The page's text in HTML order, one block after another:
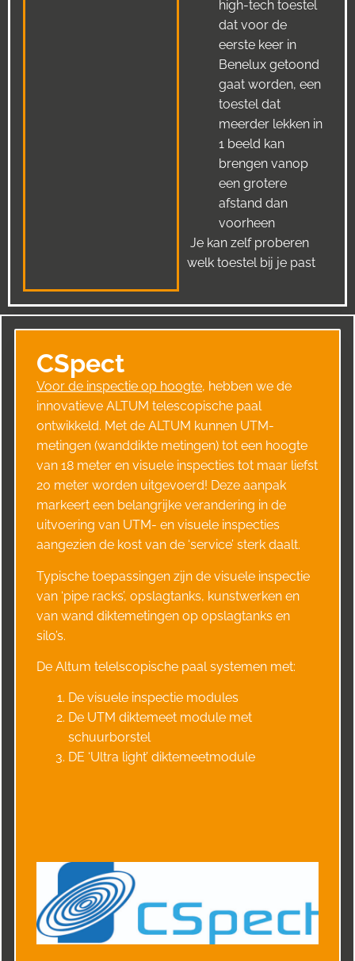
high-tech toestel
dat voor de
eerste keer in
Benelux getoond
gaat worden, een
toestel dat
meerder lekken in
1 beeld kan
brengen vanop
een grotere
afstand dan
voorheen
Je kan zelf proberen
welk toestel bij je past
CSpect
Voor de inspectie op hoogte, hebben we de
innovatieve ALTUM telescopische paal
ontwikkeld. Met de ALTUM kunnen UTM-
metingen (wanddikte metingen) tot een hoogte
van 18 meter en visuele inspecties tot maar liefst
20 meter worden uitgevoerd! Deze aanpak
markeert een belangrijke verandering in de
uitvoering van UTM- en visuele inspecties
aangezien de kost van de ‘service’ sterk daalt.
Typische toepassingen zijn de visuele inspectie
van ‘pipe racks’, opslagtanks, kunstwerken en
van wand diktemetingen op opslagtanks en
silo’s.
De Altum telelscopische paal systemen met:
De visuele inspectie modules
De UTM diktemeet module met
schuurborstel
DE ‘Ultra light’ diktemeetmodule